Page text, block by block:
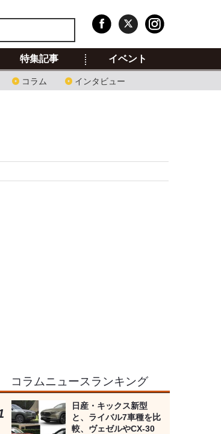
コラム インタビュー
特集記事 イベント
コラムニュースランキング
日産・キックス新型
と、ライバル7車種を比
較、ヴェゼルやCX-30